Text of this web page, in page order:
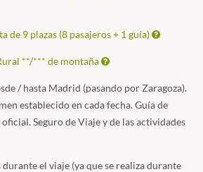
de 9 plazas (8 pasajeros + 1 guía)
**/*** de montaña
/ hasta Madrid (pasando por Zaragoza).
establecido en cada fecha. Guía de
Seguro de Viaje y de las actividades
el viaje (ya que se realiza durante